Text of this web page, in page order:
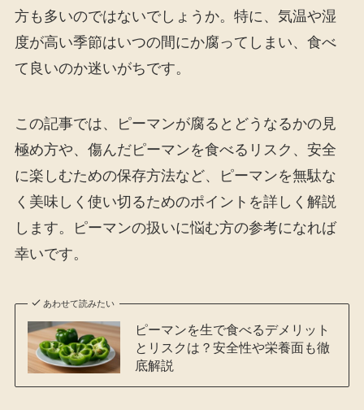
方も多いのではないでしょうか。特に、気温や湿
度が高い季節はいつの間にか腐ってしまい、食べ
て良いのか迷いがちです。
この記事では、ピーマンが腐るとどうなるかの見
極め方や、傷んだピーマンを食べるリスク、安全
に楽しむための保存方法など、ピーマンを無駄な
く美味しく使い切るためのポイントを詳しく解説
します。ピーマンの扱いに悩む方の参考になれば
幸いです。
あわせて読みたい
ピーマンを生で食べるデメリット
とリスクは？安全性や栄養面も徹
底解説